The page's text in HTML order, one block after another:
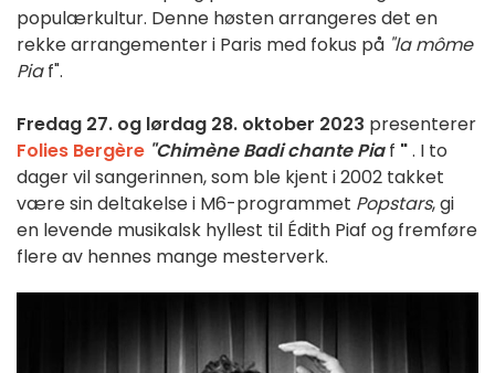
populærkultur. Denne høsten arrangeres det en
rekke arrangementer i Paris med fokus på "la môme
Piaf".
Fredag 27. og lørdag 28. oktober 2023 presenterer
Folies Bergère "Chimène Badi chante Pia f ". I to
dager vil sangerinnen, som ble kjent i 2002 takket
være sin deltakelse i M6-programmet Popstars, gi
en levende musikalsk hyllest til Édith Piaf og fremføre
flere av hennes mange mesterverk.